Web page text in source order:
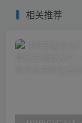
相关推荐